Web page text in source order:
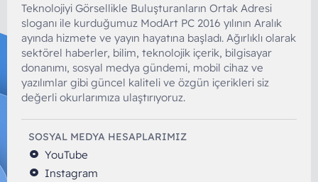
Teknolojiyi Görsellikle Buluşturanların Ortak Adresi
sloganı ile kurduğumuz ModArt PC 2016 yılının Aralık
ayında hizmete ve yayın hayatına başladı. Ağırlıklı olarak
sektörel haberler, bilim, teknolojik içerik, bilgisayar
donanımı, sosyal medya gündemi, mobil cihaz ve
yazılımlar gibi güncel kaliteli ve özgün içerikleri siz
değerli okurlarımıza ulaştırıyoruz.
SOSYAL MEDYA HESAPLARIMIZ
YouTube
Instagram